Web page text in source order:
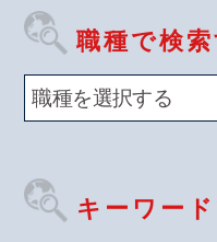
職種で検索
キーワー